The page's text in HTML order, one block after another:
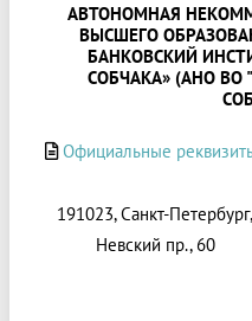
АВТОНОМНАЯ
ВЫСШЕГО
БАНКОВСКИЙ
СОБЧАКА» (АНО
Официальные
191023, Санкт-Петербург,
Невский пр., 60